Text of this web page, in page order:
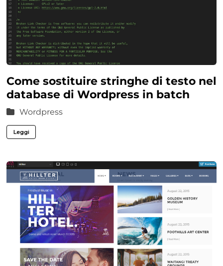
Come sostituire stringhe di testo nel
database di Wordpress in batch
Wordpress
Leggi